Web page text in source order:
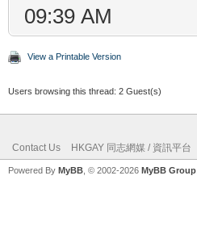
09:39 AM
View a Printable Version
Users browsing this thread: 2 Guest(s)
Contact Us HKGAY 同志網媒 / 資訊平台
Powered By MyBB , © 2002-2026 MyBB Group